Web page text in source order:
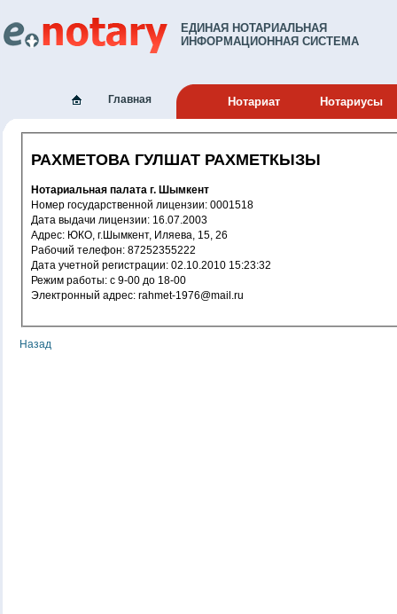
ЕДИНАЯ НОТАРИАЛЬНАЯ
ИНФОРМАЦИОННАЯ СИСТЕМА
Главная Нотариат Нотариусы
РАХМЕТОВА ГУЛШАТ РАХМЕТКЫЗЫ
Нотариальная палата г. Шымкент
Номер государственной лицензии: 0001518
Дата выдачи лицензии: 16.07.2003
Адрес: ЮКО, г.Шымкент, Иляева, 15, 26
Рабочий телефон: 87252355222
Дата учетной регистрации: 02.10.2010 15:23:32
Режим работы: с 9-00 до 18-00
Электронный адрес: rahmet-1976@mail.ru
Назад